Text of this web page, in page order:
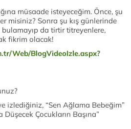
müsaade isteyeceğim. Önce, şu
misiniz? Sonra şu kış günlerinde
da tirtir titreyenlere,
fikrim olacak!
Web/BlogVideoIzle.aspx?
izlediğiniz, “Sen Ağlama Bebeğim”
Çocukların Başına”